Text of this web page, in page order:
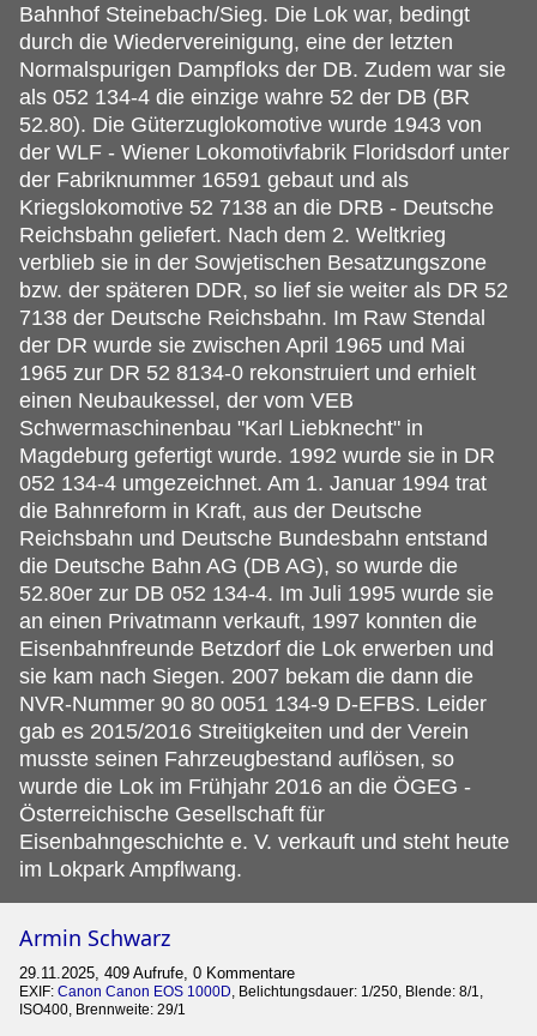
Bahnhof Steinebach/Sieg. Die Lok war, bedingt
durch die Wiedervereinigung, eine der letzten
Normalspurigen Dampfloks der DB. Zudem war sie
als 052 134‐4 die einzige wahre 52 der DB (BR
52.80). Die Güterzuglokomotive wurde 1943 von
der WLF - Wiener Lokomotivfabrik Floridsdorf unter
der Fabriknummer 16591 gebaut und als
Kriegslokomotive 52 7138 an die DRB - Deutsche
Reichsbahn geliefert. Nach dem 2. Weltkrieg
verblieb sie in der Sowjetischen Besatzungszone
bzw. der späteren DDR, so lief sie weiter als DR 52
7138 der Deutsche Reichsbahn. Im Raw Stendal
der DR wurde sie zwischen April 1965 und Mai
1965 zur DR 52 8134-0 rekonstruiert und erhielt
einen Neubaukessel, der vom VEB
Schwermaschinenbau "Karl Liebknecht" in
Magdeburg gefertigt wurde. 1992 wurde sie in DR
052 134-4 umgezeichnet. Am 1. Januar 1994 trat
die Bahnreform in Kraft, aus der Deutsche
Reichsbahn und Deutsche Bundesbahn entstand
die Deutsche Bahn AG (DB AG), so wurde die
52.80er zur DB 052 134-4. Im Juli 1995 wurde sie
an einen Privatmann verkauft, 1997 konnten die
Eisenbahnfreunde Betzdorf die Lok erwerben und
sie kam nach Siegen. 2007 bekam die dann die
NVR-Nummer 90 80 0051 134-9 D-EFBS. Leider
gab es 2015/2016 Streitigkeiten und der Verein
musste seinen Fahrzeugbestand auflösen, so
wurde die Lok im Frühjahr 2016 an die ÖGEG -
Österreichische Gesellschaft für
Eisenbahngeschichte e. V. verkauft und steht heute
im Lokpark Ampflwang.
Armin Schwarz
29.11.2025, 409 Aufrufe, 0 Kommentare
EXIF: Canon Canon EOS 1000D , Belichtungsdauer: 1/250, Blende: 8/1,
ISO400, Brennweite: 29/1